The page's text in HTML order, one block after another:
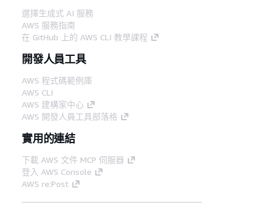
選擇生成式 AI 服務
AWS 服務指南
在 GitHub 上的 AWS CLI 教學課程
開發人員工具
AWS 程式碼範例庫
AWS CLI
AWS 建構家中心
AWS 開發人員工具部落格
實用的連結
下載 AWS 文件 MCP 伺服器
登入 AWS Console
AWS re:Post